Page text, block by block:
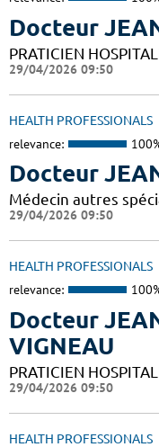
Docteur
PRATICIEN
29/04/2026 09:50
HEALTH PROFESSIONALS
relevance:
Docteur
Médecin autres
29/04/2026 09:50
HEALTH PROFESSIONALS
relevance:
Docteur
VIGNEAU
PRATICIEN
29/04/2026 09:50
HEALTH PROFESSIONALS